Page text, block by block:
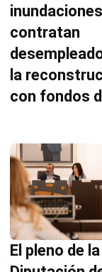
inundaciones
contratan
la
con fondos
El pleno de la